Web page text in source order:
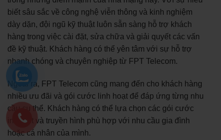
biết sâu sắc về công nghệ viễn thông và kinh nghiệm
dày dặn, đội ngũ kỹ thuật luôn sẵn sàng hỗ trợ khách
hàng trong việc cài đặt, sửa chữa và giải quyết các vấn
đề kỹ thuật. Khách hàng có thể yên tâm với sự hỗ trợ
nhanh chóng và chuyên nghiệp từ FPT Telecom.
Ngoài ra, FPT Telecom cũng mang đến cho khách hàng
nhiều ưu đãi và gói cước linh hoạt để đáp ứng từng nhu
cầu cụ thể. Khách hàng có thể lựa chọn các gói cước
internet và truyền hình phù hợp với nhu cầu gia đình
hoặc cá nhân của mình.